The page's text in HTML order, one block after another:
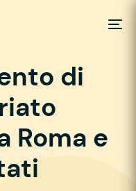
di
Roma e